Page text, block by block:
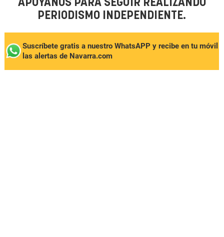
APÓYANOS PARA SEGUIR REALIZANDO
PERIODISMO INDEPENDIENTE.
Suscríbete gratis a nuestro WhatsAPP y recibe en tu móvil
las alertas de Navarra.com